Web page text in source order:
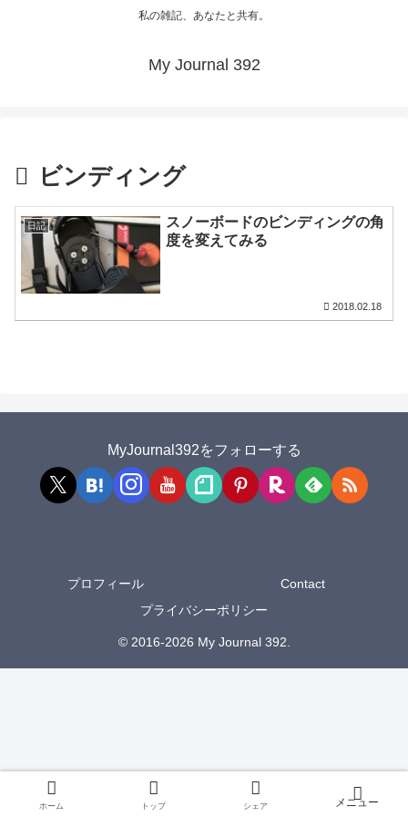
私の雑記、あなたと共有。
My Journal 392
ビンディング
日記
スノーボードのビンディングの角
度を変えてみる
2018.02.18
MyJournal392をフォローする
プロフィール
Contact
プライバシーポリシー
© 2016-2026 My Journal 392.
ホーム トップ シェア